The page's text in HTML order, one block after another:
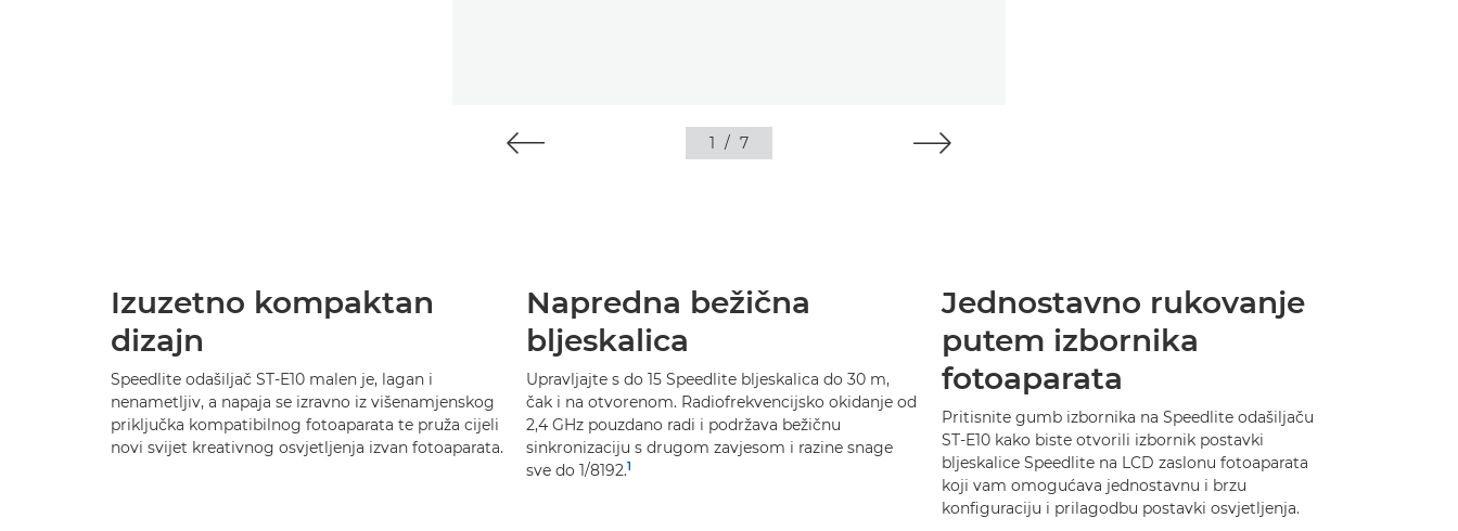
1 / 7
Izuzetno kompaktan
dizajn
Speedlite odašiljač ST-E10 malen je, lagan i
nenametljiv, a napaja se izravno iz višenamjenskog
priključka kompatibilnog fotoaparata te pruža cijeli
novi svijet kreativnog osvjetljenja izvan fotoaparata.
Napredna bežična
bljeskalica
Upravljajte s do 15 Speedlite bljeskalica do 30 m,
čak i na otvorenom. Radiofrekvencijsko okidanje od
2,4 GHz pouzdano radi i podržava bežičnu
sinkronizaciju s drugom zavjesom i razine snage
sve do 1/8192.1
Jednostavno rukovanje
putem izbornika
fotoaparata
Pritisnite gumb izbornika na Speedlite odašiljaču
ST-E10 kako biste otvorili izbornik postavki
bljeskalice Speedlite na LCD zaslonu fotoaparata
koji vam omogućava jednostavnu i brzu
konfiguraciju i prilagodbu postavki osvjetljenja.